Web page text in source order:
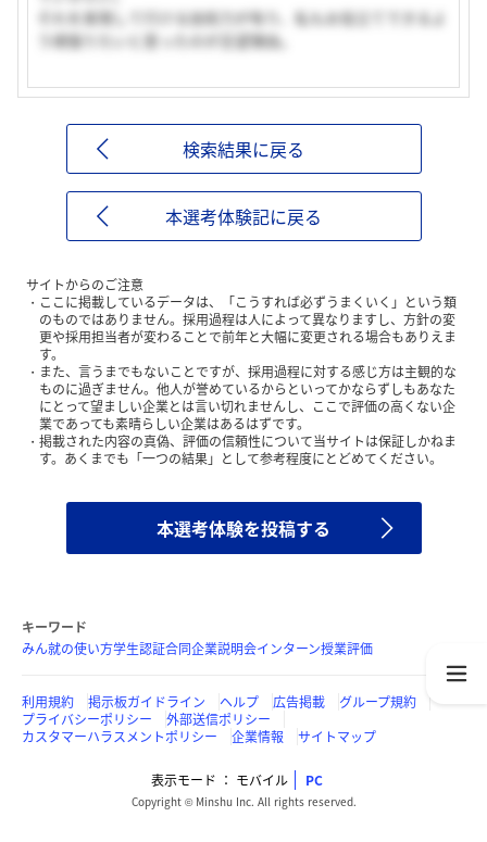
それを実現して行ける技術力が有り、私もお役立てできるよ
う頑張りたいと思ったのが志望理由。
検索結果に戻る
本選考体験記に戻る
サイトからのご注意
ここに掲載しているデータは、「こうすれば必ずうまくいく」という類
のものではありません。採用過程は人によって異なりますし、方針の変
更や採用担当者が変わることで前年と大幅に変更される場合もありえま
す。
また、言うまでもないことですが、採用過程に対する感じ方は主観的な
ものに過ぎません。他人が誉めているからといってかならずしもあなた
にとって望ましい企業とは言い切れませんし、ここで評価の高くない企
業であっても素晴らしい企業はあるはずです。
掲載された内容の真偽、評価の信頼性について当サイトは保証しかねま
す。あくまでも「一つの結果」として参考程度にとどめてください。
本選考体験を投稿する
キーワード
みん就の使い方学生認証合同企業説明会インターン授業評価
利用規約 掲示板ガイドライン ヘルプ 広告掲載
グループ規約
プライバシーポリシー
外部送信ポリシー
カスタマーハラスメントポリシー
企業情報 サイトマップ
表示モード モバイル PC
Copyright © Minshu Inc. All rights reserved.